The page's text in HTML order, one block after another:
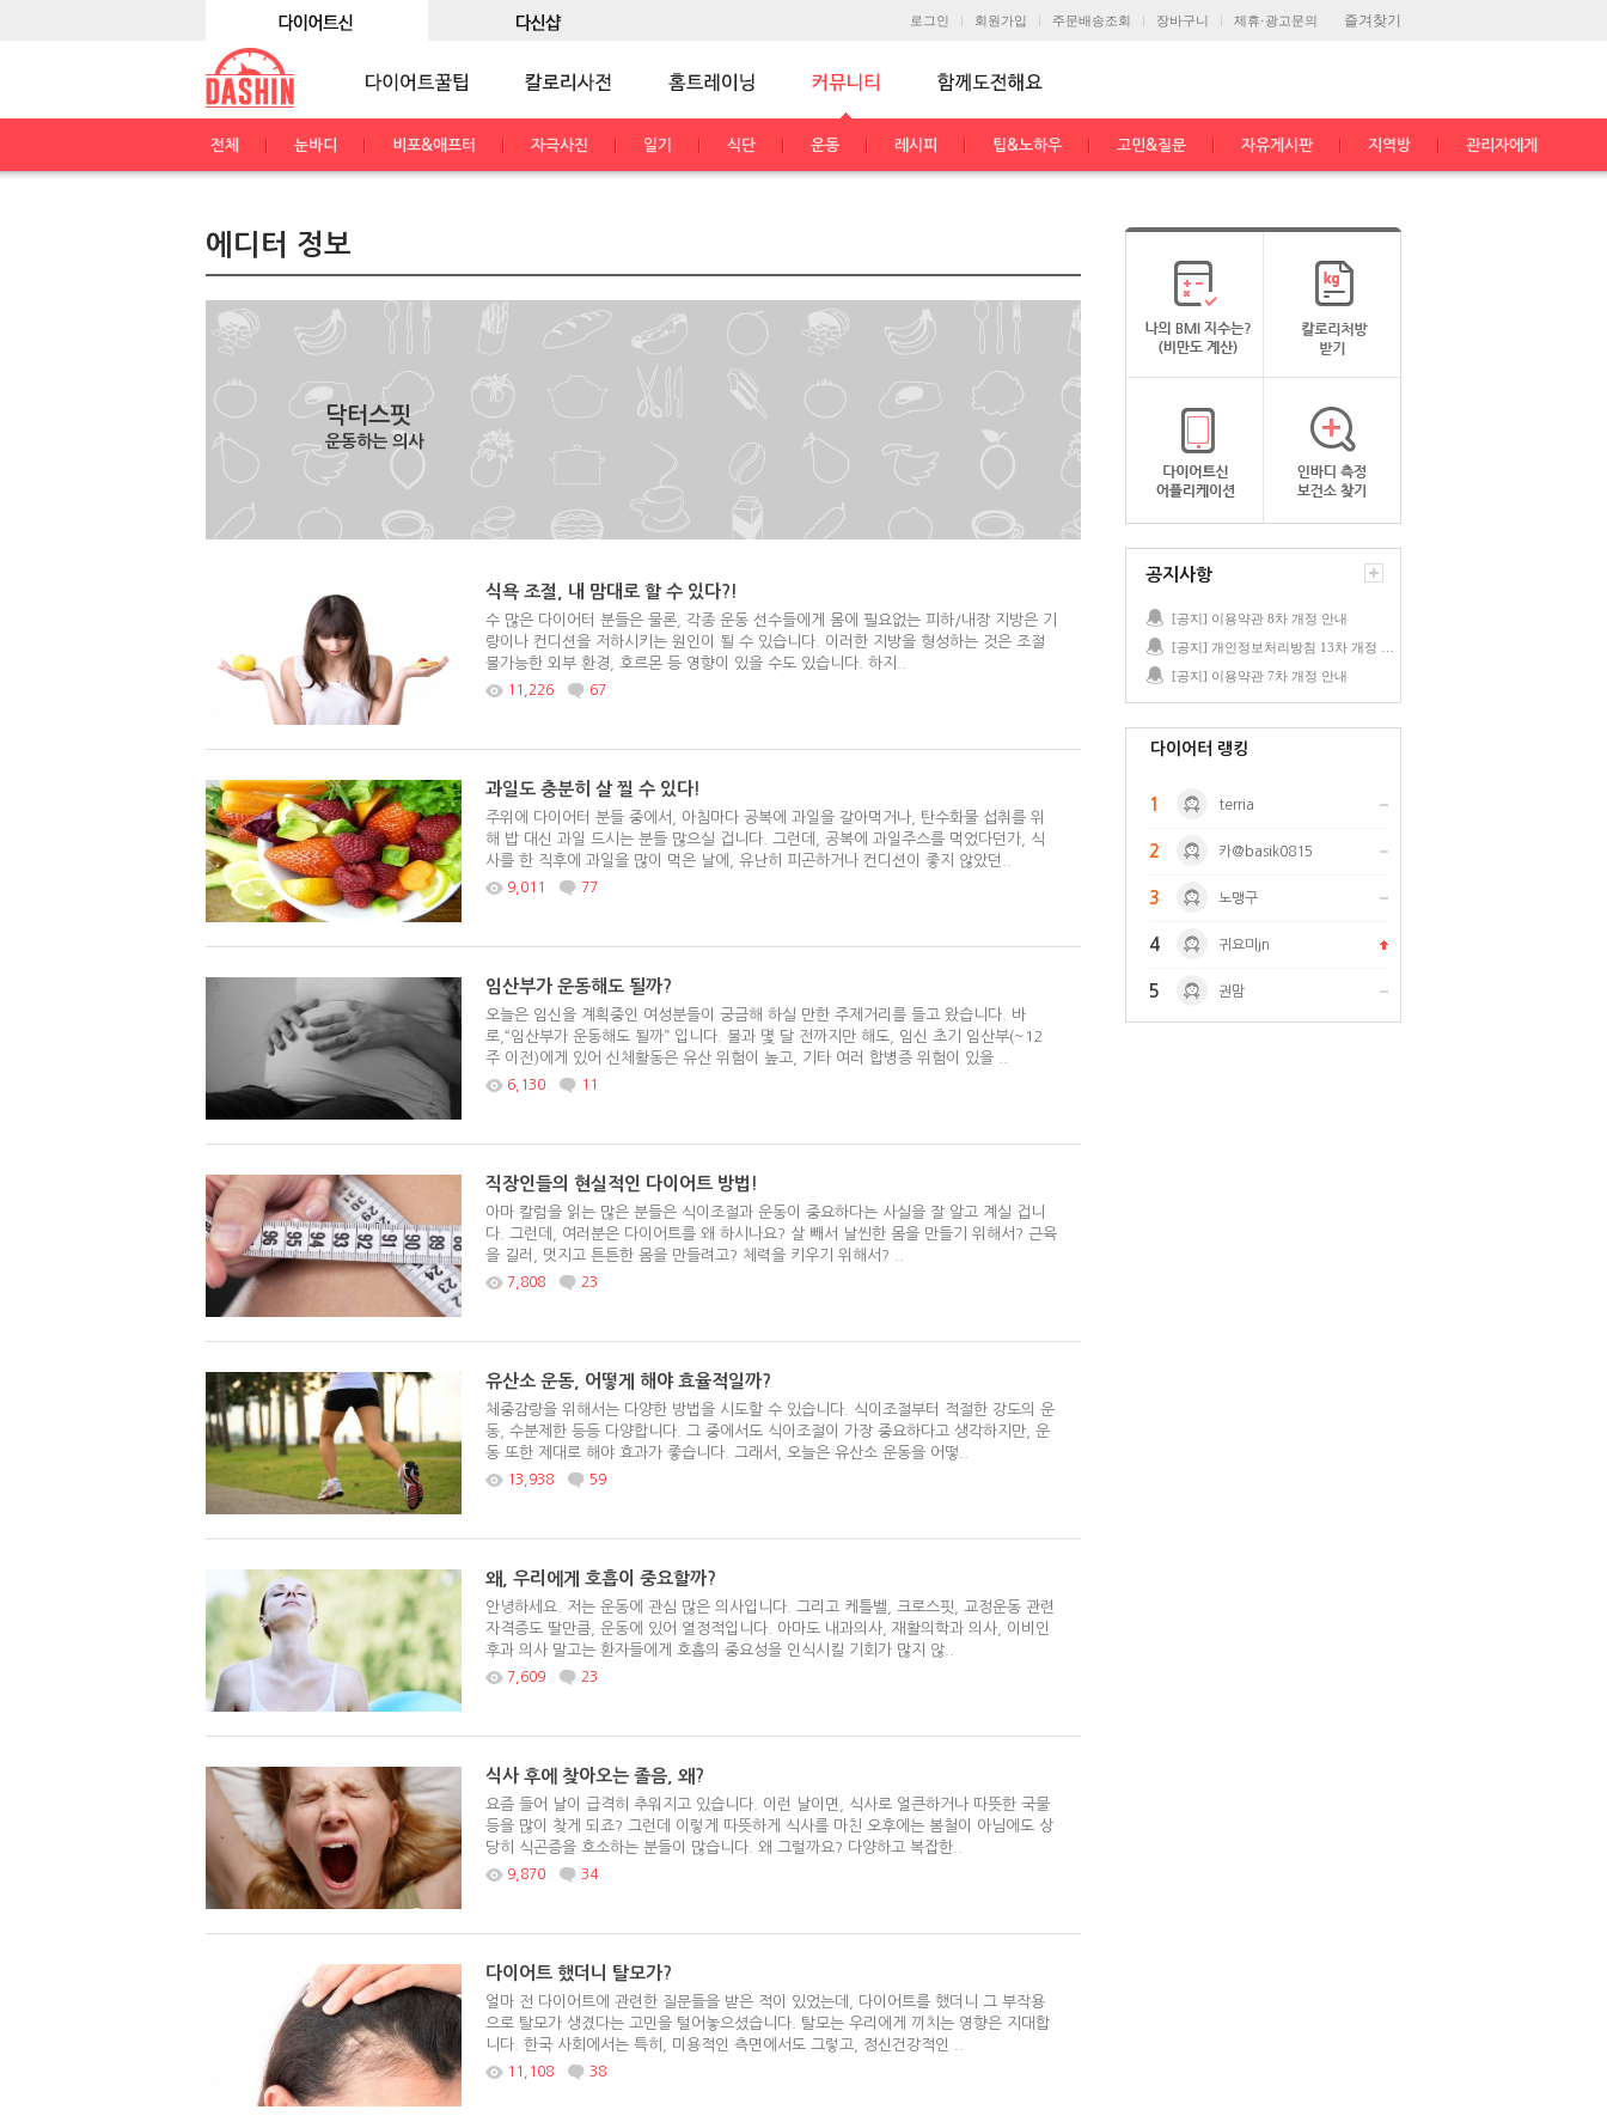
즐겨찾기
로그인 회원가입 주문배송조회 장바구니 제휴·광고문의
전체 눈바디 비포&애프터 자극사진 일기 식단 운동 레시피 팁&노하우 고민&질문 자유게시판 지역방 관리자에게
에디터 정보
닥터스핏
운동하는 의사
식욕 조절, 내 맘대로 할 수 있다?!
수 많은 다이어터 분들은 물론, 각종 운동 선수들에게 몸에 필요없는 피하/내장 지방은 기
량이나 컨디션을 저하시키는 원인이 될 수 있습니다. 이러한 지방을 형성하는 것은 조절
불가능한 외부 환경, 호르몬 등 영향이 있을 수도 있습니다. 하지..
11,226 67
과일도 충분히 살 찔 수 있다!
주위에 다이어터 분들 중에서, 아침마다 공복에 과일을 갈아먹거나, 탄수화물 섭취를 위
해 밥 대신 과일 드시는 분들 많으실 겁니다. 그런데, 공복에 과일주스를 먹었다던가, 식
사를 한 직후에 과일을 많이 먹은 날에, 유난히 피곤하거나 컨디션이 좋지 않았던..
9,011 77
임산부가 운동해도 될까?
오늘은 임신을 계획중인 여성분들이 궁금해 하실 만한 주제거리를 들고 왔습니다. 바
로,“임산부가 운동해도 될까” 입니다. 불과 몇 달 전까지만 해도, 임신 초기 임산부(~12
주 이전)에게 있어 신체활동은 유산 위험이 높고, 기타 여러 합병증 위험이 있을 ..
6,130 11
직장인들의 현실적인 다이어트 방법!
아마 칼럼을 읽는 많은 분들은 식이조절과 운동이 중요하다는 사실을 잘 알고 계실 겁니
다. 그런데, 여러분은 다이어트를 왜 하시나요? 살 빼서 날씬한 몸을 만들기 위해서? 근육
을 길러, 멋지고 튼튼한 몸을 만들려고? 체력을 키우기 위해서? ..
7,808 23
유산소 운동, 어떻게 해야 효율적일까?
체중감량을 위해서는 다양한 방법을 시도할 수 있습니다. 식이조절부터 적절한 강도의 운
동, 수분제한 등등 다양합니다. 그 중에서도 식이조절이 가장 중요하다고 생각하지만, 운
동 또한 제대로 해야 효과가 좋습니다. 그래서, 오늘은 유산소 운동을 어떻..
13,938 59
왜, 우리에게 호흡이 중요할까?
안녕하세요. 저는 운동에 관심 많은 의사입니다. 그리고 케틀벨, 크로스핏, 교정운동 관련
자격증도 딸만큼, 운동에 있어 열정적입니다. 아마도 내과의사, 재활의학과 의사, 이비인
후과 의사 말고는 환자들에게 호흡의 중요성을 인식시킬 기회가 많지 않..
7,609 23
식사 후에 찾아오는 졸음, 왜?
요즘 들어 날이 급격히 추워지고 있습니다. 이런 날이면, 식사로 얼큰하거나 따뜻한 국물
등을 많이 찾게 되죠? 그런데 이렇게 따뜻하게 식사를 마친 오후에는 봄철이 아님에도 상
당히 식곤증을 호소하는 분들이 많습니다. 왜 그럴까요? 다양하고 복잡한..
9,870 34
다이어트 했더니 탈모가?
얼마 전 다이어트에 관련한 질문들을 받은 적이 있었는데, 다이어트를 했더니 그 부작용
으로 탈모가 생겼다는 고민을 털어놓으셨습니다. 탈모는 우리에게 끼치는 영향은 지대합
니다. 한국 사회에서는 특히, 미용적인 측면에서도 그렇고, 정신건강적인 ..
11,108 38
공지사항
[공지] 이용약관 8차 개정 안내
[공지] 이용약관 7차 개정 안내
다이어터 랭킹
1 terria
2 카@basik0815
3 노맹구
4 귀요미jn
5 권맘